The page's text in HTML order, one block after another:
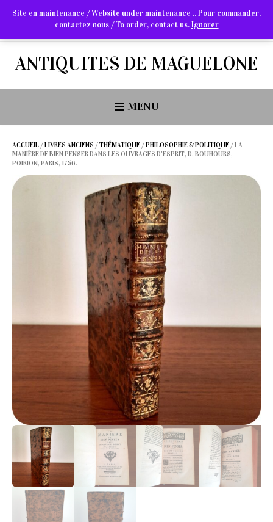
Arts Graphiques & Livres Anciens
ANTIQUITES DE MAGUELONE
MENU
ACCUEIL /LIVRES ANCIENS /THÉMATIQUE /PHILOSOPHIE & POLITIQUE / LA
MANIÈRE DE BIEN PENSER DANS LES OUVRAGES D’ESPRIT, D. BOUHOURS,
POIRION, PARIS, 1756.
Site en maintenance / Website under maintenance .. Pour commander,
contactez nous / To order, contact us.Ignorer